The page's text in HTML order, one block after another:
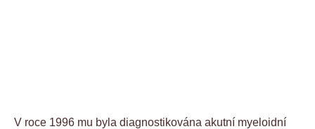
V roce 1996 mu byla diagnostikována akutní myeloidní